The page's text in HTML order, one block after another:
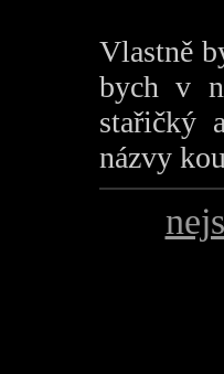
Vlastně
bych v
stařičký
názvy